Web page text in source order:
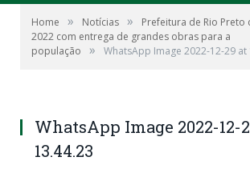
Home » Notícias »
Prefeitura de Rio Preto
2022 com entrega de grandes obras para a
população
» WhatsApp Image 2022-12-29 at
WhatsApp Image 2022-12-
13.44.23